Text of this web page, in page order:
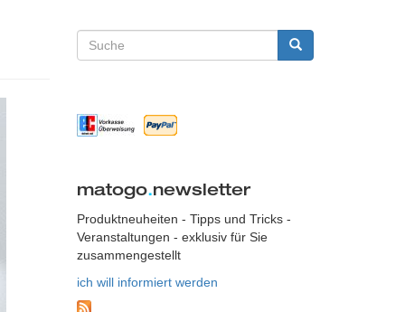
Suchformular
matogo.newsletter
Produktneuheiten - Tipps und Tricks -
Veranstaltungen - exklusiv für Sie
zusammengestellt
ich will informiert werden